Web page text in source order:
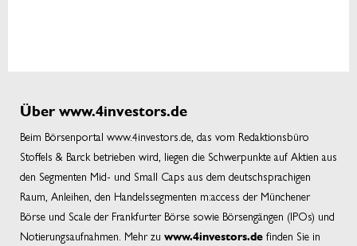
Über www.4investors.de
Beim Börsenportal www.4investors.de, das vom Redaktionsbüro
Stoffels & Barck betrieben wird, liegen die Schwerpunkte auf Aktien aus
den Segmenten Mid- und Small Caps aus dem deutschsprachigen
Raum, Anleihen, den Handelssegmenten m:access der Münchener
Börse und Scale der Frankfurter Börse sowie Börsengängen (IPOs) und
Notierungsaufnahmen. Mehr zu www.4investors.de finden Sie in